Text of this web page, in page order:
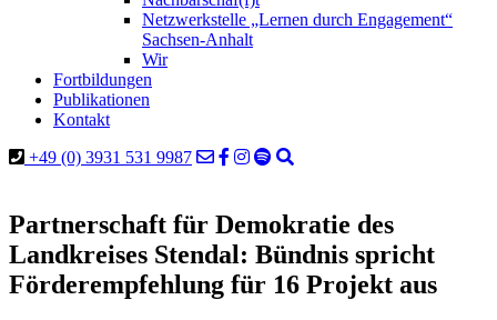
Netzwerkstelle „Lernen durch Engagement“
Sachsen-Anhalt
Wir
Fortbildungen
Publikationen
Kontakt
+49 (0) 3931 531 9987
Partnerschaft für Demokratie des
Landkreises Stendal: Bündnis spricht
Förderempfehlung für 16 Projekt aus